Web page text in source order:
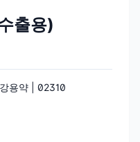
출용)
용약 | 02310